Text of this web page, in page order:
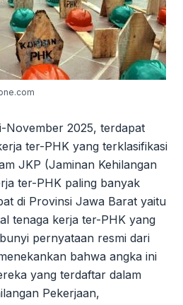
November 2025, terdapat
ter-PHK yang terklasifikasi
JKP (Jaminan Kehilangan
ter-PHK paling banyak
di Provinsi Jawa Barat yaitu
tenaga kerja ter-PHK yang
pernyataan resmi dari
bahwa angka ini
yang terdaftar dalam
Pekerjaan,